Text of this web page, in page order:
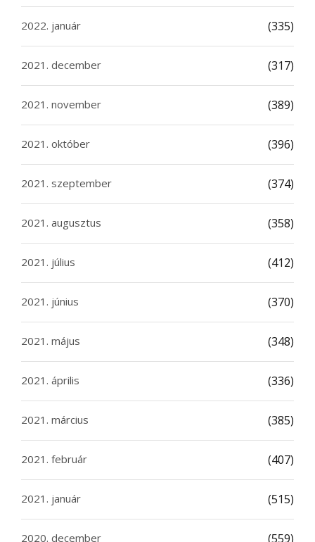
2022. január (335)
2021. december (317)
2021. november (389)
2021. október (396)
2021. szeptember (374)
2021. augusztus (358)
2021. július (412)
2021. június (370)
2021. május (348)
2021. április (336)
2021. március (385)
2021. február (407)
2021. január (515)
2020. december (559)